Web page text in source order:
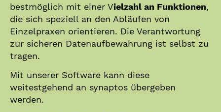
bestmöglich mit einer Vielzahl an Funktionen,
die sich speziell an den Abläufen von
Einzelpraxen orientieren. Die Verantwortung
zur sicheren Datenaufbewahrung ist selbst zu
tragen.
Mit unserer Software kann diese
weitestgehend an synaptos übergeben
werden.